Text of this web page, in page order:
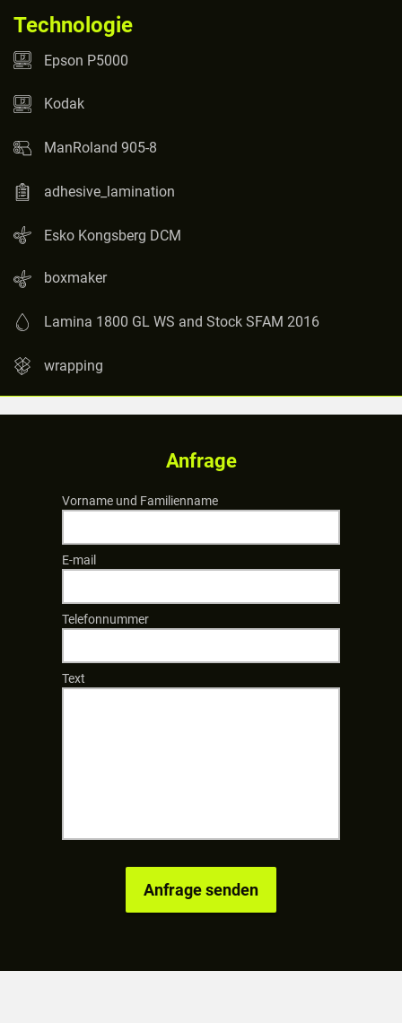
Technologie
Epson P5000
Kodak
ManRoland 905-8
adhesive_lamination
Esko Kongsberg DCM
boxmaker
Lamina 1800 GL WS and Stock SFAM 2016
wrapping
Anfrage
Vorname und Familienname
E-mail
Telefonnummer
Text